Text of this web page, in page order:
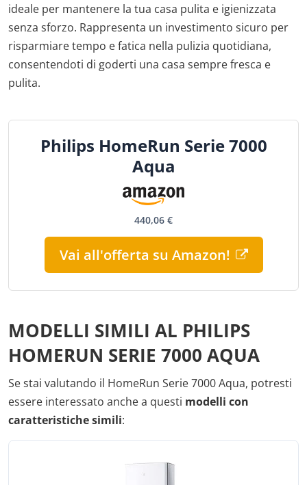
ideale per mantenere la tua casa pulita e igienizzata
senza sforzo. Rappresenta un investimento sicuro per
risparmiare tempo e fatica nella pulizia quotidiana,
consentendoti di goderti una casa sempre fresca e
pulita.
Philips HomeRun Serie 7000
Aqua
440,06 €
Vai all'offerta su Amazon!
MODELLI SIMILI AL PHILIPS
HOMERUN SERIE 7000 AQUA
Se stai valutando il HomeRun Serie 7000 Aqua, potresti
essere interessato anche a questi modelli con
caratteristiche simili: